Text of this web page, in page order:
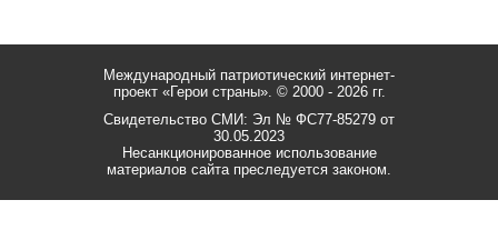
Международный патриотический интернет-
проект «Герои страны». © 2000 - 2026 гг.
Свидетельство СМИ: Эл № ФС77-85279 от
30.05.2023
Несанкционированное использование
материалов сайта преследуется законом.